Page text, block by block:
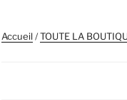
Accueil/TOUTE LA